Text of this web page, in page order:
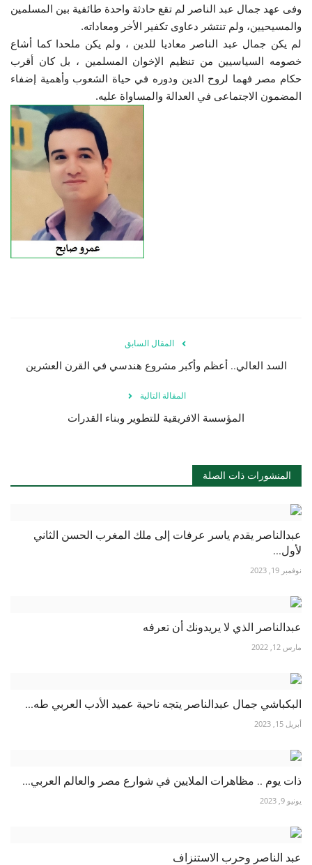
وفى عهد جمال عبد الناصر لم تقع حادثة واحدة طائفية بين المسلمين
والمسيحيين، ولم تنتشر دعاوى تكفير الأخر ومعاداته.
لم يكن جمال عبد الناصر معاديا للدين ، ولم يكن ملحدا كما أشاع
خصومه السياسيين من تنظيم الإخوان المسلمين ، بل كان أقرب
حكام مصر فهما لروح الدين ودوره في حياة الشعوب وأهمية إضفاء
المضمون الاجتماعى في العدالة والمساواة عليه.
المقال السابق
السد العالي.. أعظم وأكبر مشروع هندسي في القرن العشرين
المقالة التالية
المؤسسة الافريقية للتطوير وبناء القدرات
المنشورات ذات الصلة
عبدالناصر يقدم ياسر عرفات إلى ملك المغرب الحسن الثاني
لأول...
نوفمبر 19, 2023
عبدالناصر الذي لا يريدونك أن تعرفه
مارس 12, 2022
البكباشي جمال عبدالناصر يتجه ناحية عميد الأدب العربي طه...
أبريل 15, 2023
ذات يوم .. مظاهرات الملايين في شوارع مصر والعالم العربي...
يونيو 9, 2023
عبد الناصر وحرب الاستنزاف